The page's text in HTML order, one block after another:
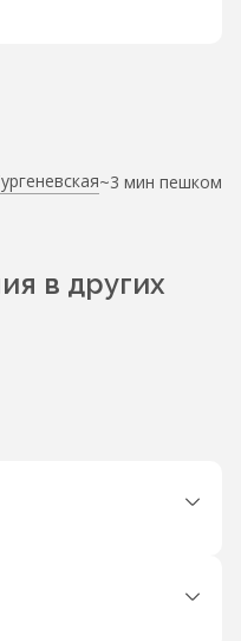
~3 мин пешком
в других